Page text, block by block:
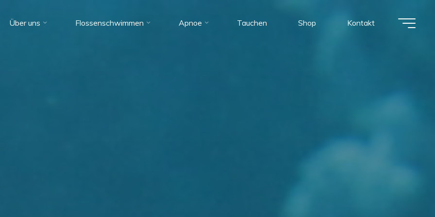
Über uns Flossenschwimmen Apnoe Tauchen Shop Kontakt